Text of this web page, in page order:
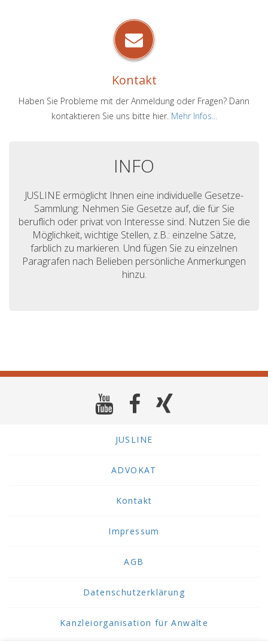
Kontakt
Haben Sie Probleme mit der Anmeldung oder Fragen? Dann
kontaktieren Sie uns bitte hier. Mehr Infos...
INFO
JUSLINE ermöglicht Ihnen eine individuelle Gesetze-
Sammlung: Nehmen Sie Gesetze auf, die für Sie
beruflich oder privat von Interesse sind. Nutzen Sie die
Möglichkeit, wichtige Stellen, z.B.: einzelne Sätze,
farblich zu markieren. Und fügen Sie zu einzelnen
Paragrafen nach Belieben persönliche Anmerkungen
hinzu.
JUSLINE
ADVOKAT
Kontakt
Impressum
AGB
Datenschutzerklärung
Kanzleiorganisation für Anwälte